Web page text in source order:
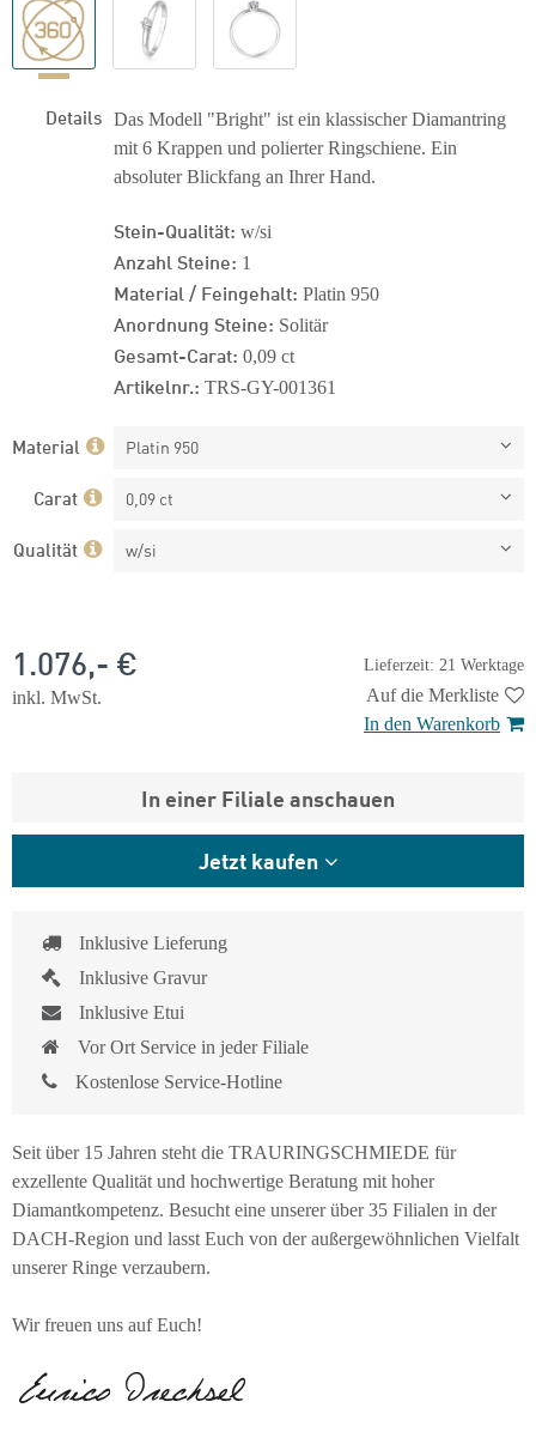
Details Das Modell "Bright" ist ein klassischer Diamantring
mit 6 Krappen und polierter Ringschiene. Ein
absoluter Blickfang an Ihrer Hand.
Stein-Qualität: w/si
Anzahl Steine: 1
Material / Feingehalt: Platin 950
Anordnung Steine: Solitär
Gesamt-Carat: 0,09 ct
Artikelnr.: TRS-GY-001361
Material Platin 950
Carat 0,09 ct
Qualität w/si
Lieferzeit: 21 Werktage
1.076,- €
inkl. MwSt.
Auf die Merkliste
In den Warenkorb
In einer Filiale anschauen
Jetzt kaufen
Inklusive Lieferung
Inklusive Gravur
Inklusive Etui
Vor Ort Service in jeder Filiale
Kostenlose Service-Hotline
Seit über 15 Jahren steht die TRAURINGSCHMIEDE für
exzellente Qualität und hochwertige Beratung mit hoher
Diamantkompetenz. Besucht eine unserer über 35 Filialen in der
DACH-Region und lasst Euch von der außergewöhnlichen Vielfalt
unserer Ringe verzaubern.
Wir freuen uns auf Euch!